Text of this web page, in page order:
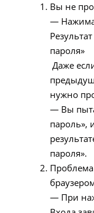
Вы не
—
пароля»
Даже
нужно
— Вы
пароль»,
пароля».
— При